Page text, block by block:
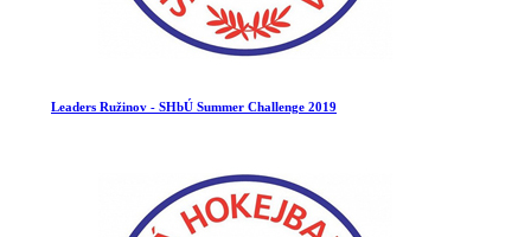
Leaders Ružinov - SHbÚ Summer Challenge 2019